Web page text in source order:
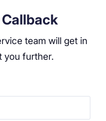
team will get in
you further.